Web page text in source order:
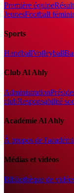
Première équipe
JeunesFootball
Sports
HandballVolleyball
Club Al Ahly
Administration
clubResponsabilité
Académie Al Ahly
À propos de
Médias et vidéos
Bibliothèque de